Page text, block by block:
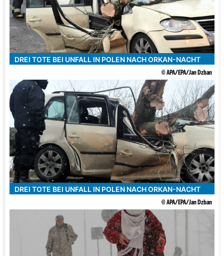
DREI TOTE BEI UNFALL IN POLEN NACH ORKAN-NACHT
© APA/EPA/Jan Dzban
DREI TOTE BEI UNFALL IN POLEN NACH ORKAN-NACHT
© APA/EPA/Jan Dzban